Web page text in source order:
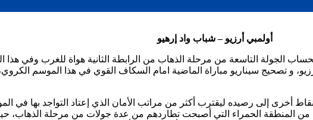
أولمبي أرزيو – شباب واد إرهيو
الجولة التاسعة من مرحلة الذهاب من الرابطة الثانية هواة للغرب وفي
و تصحيج سيناريو مباراة الماضية امام السكاف القوي في هذا الموسم
أخرى إلى رصيده ليقترب أكثر من مراتب الأمان الذي إعتاد التواجد بها في
من المنطقة الحمراء التي أصبحت تطاردهم من عدة جولات من مرحلة الذهاب،